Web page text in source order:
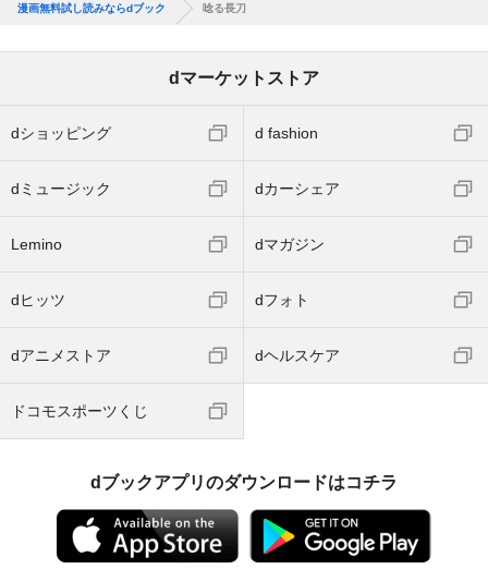
漫画無料試し読みならdブック 唸る長刀
dマーケットストア
dショッピング d fashion
dミュージック dカーシェア
Lemino dマガジン
dヒッツ dフォト
dアニメストア dヘルスケア
ドコモスポーツくじ
dブックアプリのダウンロードはコチラ